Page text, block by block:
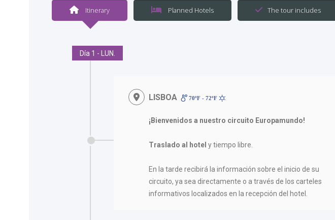
Itinerary Planned Hotels The tour includes
Día 1 - LUN.
LISBOA 70ºF - 72ºF
¡Bienvenidos a nuestro circuito Europamundo!
Traslado al hotel y tiempo libre.
En la tarde recibirá la información sobre el inicio de su
circuito, ya sea directamente o a través de los carteles
informativos localizados en la recepción del hotel.